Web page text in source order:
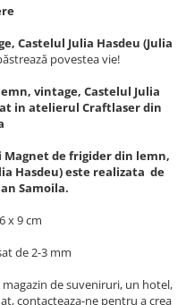
Castelul Julia Hasdeu (Julia
povestea vie!
vintage, Castelul Julia
in atelierul Craftlaser din
Magnet de frigider din lemn,
Hasdeu) este realizata de
Samoila.
x 9 cm
de 2-3 mm
de suveniruri, un hotel,
contacteaza-ne pentru a crea